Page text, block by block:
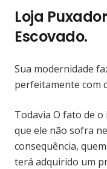
Loja
Escovado.
Sua modernidade
perfeitamente com
Todavia O fato de
que ele não sofra
consequência,
terá adquirido um